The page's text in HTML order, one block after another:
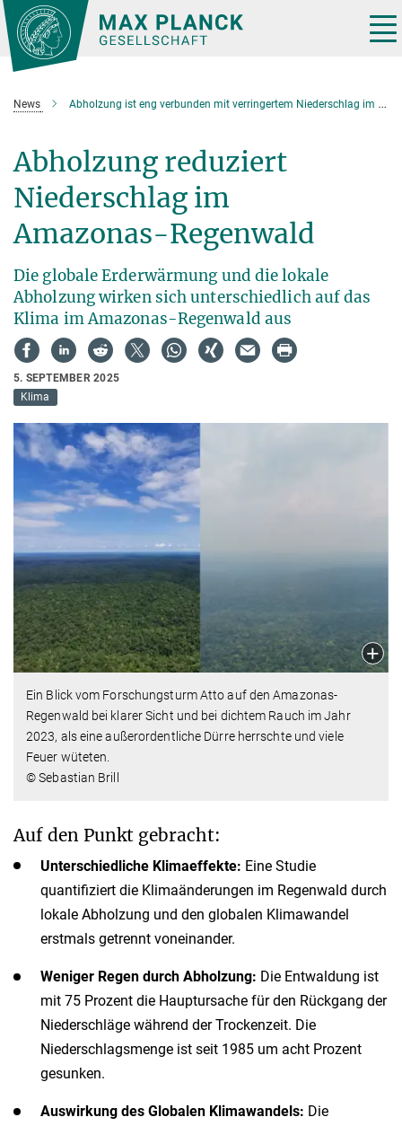
Hauptinhalt
News Abholzung ist eng verbunden mit verringertem Niederschlag im Amazonas-Regenwald
Abholzung reduziert
Niederschlag im
Amazonas-Regenwald
Die globale Erderwärmung und die lokale
Abholzung wirken sich unterschiedlich auf das
Klima im Amazonas-Regenwald aus
5. SEPTEMBER 2025
Klima
Ein Blick vom Forschungsturm Atto auf den Amazonas-
Regenwald bei klarer Sicht und bei dichtem Rauch im Jahr
2023, als eine außerordentliche Dürre herrschte und viele
Feuer wüteten.
© Sebastian Brill
Auf den Punkt gebracht:
Unterschiedliche Klimaeffekte: Eine Studie
quantifiziert die Klimaänderungen im Regenwald durch
lokale Abholzung und den globalen Klimawandel
erstmals getrennt voneinander.
Weniger Regen durch Abholzung: Die Entwaldung ist
mit 75 Prozent die Hauptursache für den Rückgang der
Niederschläge während der Trockenzeit. Die
Niederschlagsmenge ist seit 1985 um acht Prozent
gesunken.
Auswirkung des Globalen Klimawandels: Die